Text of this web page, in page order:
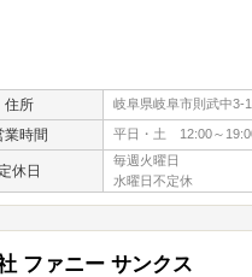
住所 岐阜県岐阜市則武中3-
業時間 平日・土 12:00～
定休日
毎週火曜日
水曜日不定休
ファニー サンクス